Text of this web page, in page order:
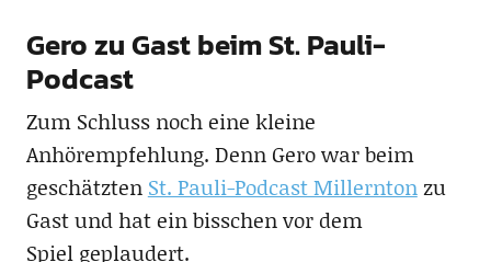
Gero zu Gast beim St. Pauli-
Podcast
Zum Schluss noch eine kleine
Anhörempfehlung. Denn Gero war beim
geschätzten St. Pauli-Podcast Millerntonzu
Gast und hat ein bisschen vor dem
Spiel geplaudert.